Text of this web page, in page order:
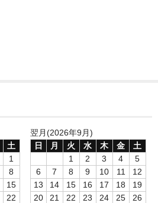
土
1
8
15
22
翌月(2026年9月)
日
月 火 水 木 金
土
1
2 3 4
5
6
7 8 9 10 11
12
13
14 15 16 17 18
19
20
21 22 23 24 25
26